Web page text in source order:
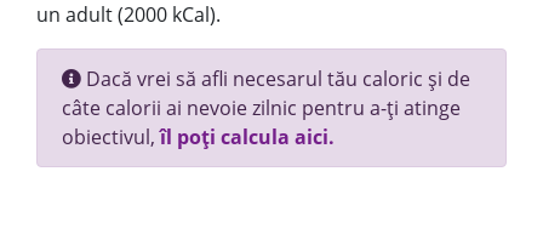
un adult (2000 kCal).
Dacă vrei să afli necesarul tău caloric și de
câte calorii ai nevoie zilnic pentru a-ți atinge
obiectivul,îl poți calcula aici.